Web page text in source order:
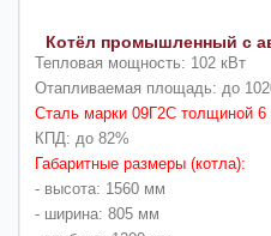
Котёл промышленный с
Тепловая мощность: 102 кВт
Отапливаемая площадь: до
Сталь марки 09Г2С толщиной
КПД: до 82%
Габаритные размеры (котла):
- высота: 1560 мм
- ширина: 805 мм